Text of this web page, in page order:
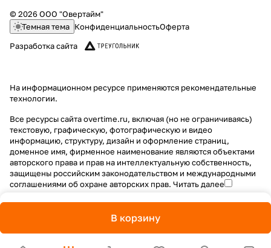
В корзину
© 2026 ООО "Овертайм"
Темная тема КонфиденциальностьОферта
Разработка сайта
На информационном ресурсе применяются рекомендательные
технологии.
Все ресурсы сайта overtime.ru, включая (но не ограничиваясь)
текстовую, графическую, фотографическую и видео
информацию, структуру, дизайн и оформление страниц,
доменное имя, фирменное наименование являются объектами
авторского права и прав на интеллектуальную собственность,
защищены российским законодательством и международными
соглашениями об охране авторских прав. Читать далее